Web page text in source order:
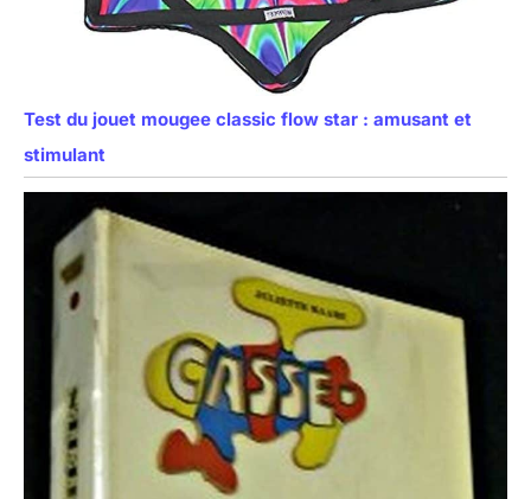
Test du jouet mougee classic flow star : amusant et
stimulant